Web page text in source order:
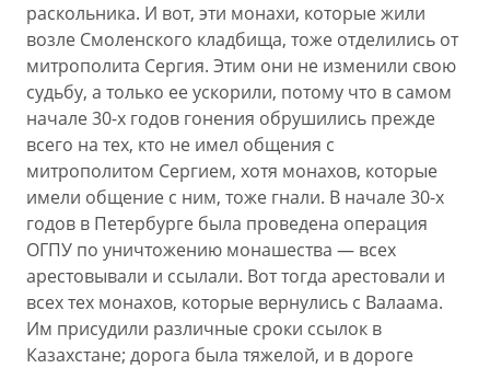
раскольника. И вот, эти монахи, которые жили
возле Смоленского кладбища, тоже отделились от
митрополита Сергия. Этим они не изменили свою
судьбу, а только ее ускорили, потому что в самом
начале 30-х годов гонения обрушились прежде
всего на тех, кто не имел общения с
митрополитом Сергием, хотя монахов, которые
имели общение с ним, тоже гнали. В начале 30-х
годов в Петербурге была проведена операция
ОГПУ по уничтожению монашества — всех
арестовывали и ссылали. Вот тогда арестовали и
всех тех монахов, которые вернулись с Валаама.
Им присудили различные сроки ссылок в
Казахстане; дорога была тяжелой, и в дороге